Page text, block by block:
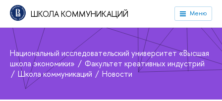
ШКОЛА КОММУНИКАЦИЙ Меню
Национальный исследовательский университет «Высшая
школа экономики»
Факультет креативных индустрий
Школа коммуникаций
Новости